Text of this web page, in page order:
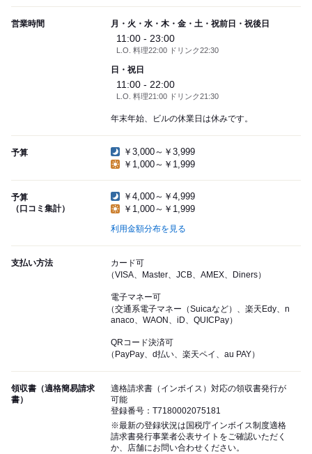
営業時間 月・火・水・木・金・土・祝前日・祝後日
11:00 - 23:00
L.O. 料理22:00 ドリンク22:30
日・祝日
11:00 - 22:00
L.O. 料理21:00 ドリンク21:30
年末年始、ビルの休業日は休みです。
予算
￥3,000～￥3,999
￥1,000～￥1,999
予算
（口コミ集計）
￥4,000～￥4,999
￥1,000～￥1,999
利用金額分布を見る
支払い方法
カード可
（VISA、Master、JCB、AMEX、Diners）
電子マネー可
（交通系電子マネー（Suicaなど）、楽天Edy、n
anaco、WAON、iD、QUICPay）
QRコード決済可
（PayPay、d払い、楽天ペイ、au PAY）
領収書（適格簡易請求
書）
適格請求書（インボイス）対応の領収書発行が
可能
登録番号：T7180002075181
※最新の登録状況は国税庁インボイス制度適格
請求書発行事業者公表サイトをご確認いただく
か、店舗にお問い合わせください。